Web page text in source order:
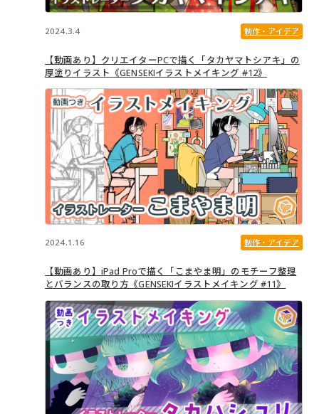
2024.3.4 制作・アイデア
【動画あり】クリエイターPCで描く「タカヤマトシアキ」の
厚塗りイラスト《GENSEKIイラストメイキング #12》
2024.1.16 制作・アイデア
【動画あり】iPad Proで描く「こまやま明」のモチーフ整理
とバランスの取り方《GENSEKIイラストメイキング #11》